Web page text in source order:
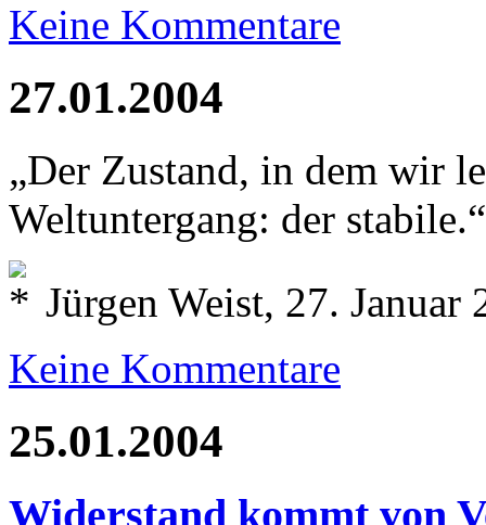
Keine Kommentare
27.01.2004
„Der Zustand, in dem wir
Weltuntergang: der
Jürgen Weist, 27. Januar
Keine Kommentare
25.01.2004
Widerstand kommt von